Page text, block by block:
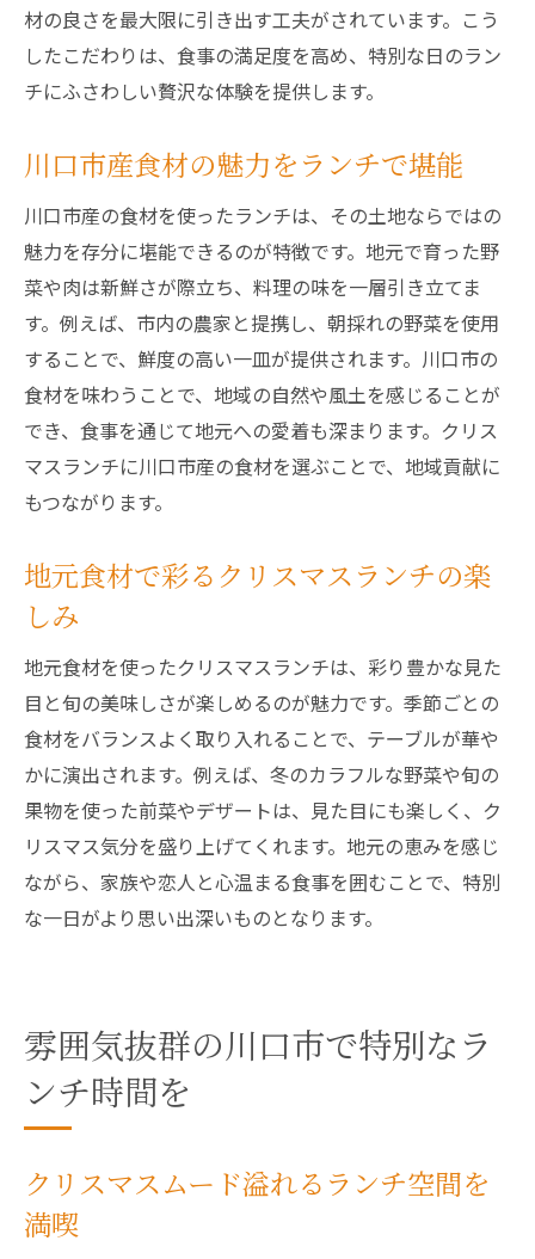
材の良さを最大限に引き出す工夫がされています。こう
したこだわりは、食事の満足度を高め、特別な日のラン
チにふさわしい贅沢な体験を提供します。
川口市産食材の魅力をランチで堪能
川口市産の食材を使ったランチは、その土地ならではの
魅力を存分に堪能できるのが特徴です。地元で育った野
菜や肉は新鮮さが際立ち、料理の味を一層引き立てま
す。例えば、市内の農家と提携し、朝採れの野菜を使用
することで、鮮度の高い一皿が提供されます。川口市の
食材を味わうことで、地域の自然や風土を感じることが
でき、食事を通じて地元への愛着も深まります。クリス
マスランチに川口市産の食材を選ぶことで、地域貢献に
もつながります。
地元食材で彩るクリスマスランチの楽
しみ
地元食材を使ったクリスマスランチは、彩り豊かな見た
目と旬の美味しさが楽しめるのが魅力です。季節ごとの
食材をバランスよく取り入れることで、テーブルが華や
かに演出されます。例えば、冬のカラフルな野菜や旬の
果物を使った前菜やデザートは、見た目にも楽しく、ク
リスマス気分を盛り上げてくれます。地元の恵みを感じ
ながら、家族や恋人と心温まる食事を囲むことで、特別
な一日がより思い出深いものとなります。
雰囲気抜群の川口市で特別なラ
ンチ時間を
クリスマスムード溢れるランチ空間を
満喫